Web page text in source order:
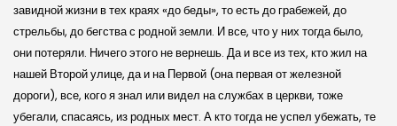
завидной жизни в тех краях «до беды», то есть до грабежей, до
стрельбы, до бегства с родной земли. И все, что у них тогда было,
они потеряли. Ничего этого не вернешь. Да и все из тех, кто жил на
нашей Второй улице, да и на Первой (она первая от железной
дороги), все, кого я знал или видел на службах в церкви, тоже
убегали, спасаясь, из родных мест. А кто тогда не успел убежать, те